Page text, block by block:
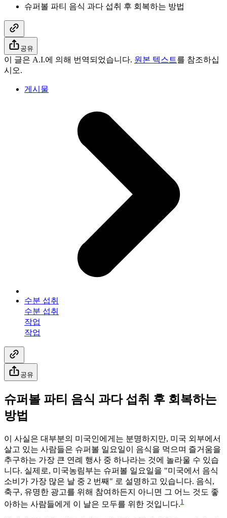
슈퍼볼 파티 음식 과다 섭취 후 회복하는 방법
공유
이 글은 A.I.에 의해 번역되었습니다. 원본 텍스트를 참조하십
시오.
게시물
수분 섭취
수분 섭취
작업
작업
공유
슈퍼볼 파티 음식 과다 섭취 후 회복하는
방법
이 사실은 대부분의 미국인에게는 분명하지만, 미국 외부에서
살고 있는 사람들은 슈퍼볼 일요일이 음식을 먹으며 즐거움을
추구하는 가장 큰 연례 행사 중 하나라는 것에 놀라울 수 있습
니다. 실제로, 미국농림부는 슈퍼볼 일요일을 "미국에서 음식
소비가 가장 많은 날 중 2 번째" 로 설명하고 있습니다. 음식,
축구, 유명한 광고를 위해 참여하든지 아니면 그 어느 것도 좋
아하는 사람들에게 이 날은 모두를 위한 것입니다.1